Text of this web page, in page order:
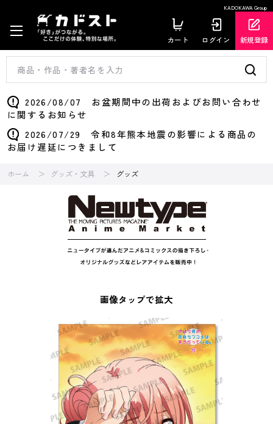
KADOKAWA Group
カート ログイン 新規登録
2026/08/07 お盆期間中の出荷およびお問い合わせ
に関するお知らせ
2026/07/29 令和8年熊本地震の影響による商品の
お届け遅延につきまして
ホーム グッズ・文具 グッズ
画像タップで拡大